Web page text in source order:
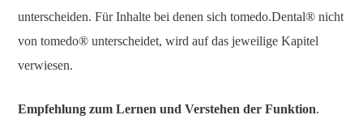
unterscheiden. Für Inhalte bei denen sich tomedo.Dental® nicht
von tomedo® unterscheidet, wird auf das jeweilige Kapitel
verwiesen.
Empfehlung zum Lernen und Verstehen der Funktion.